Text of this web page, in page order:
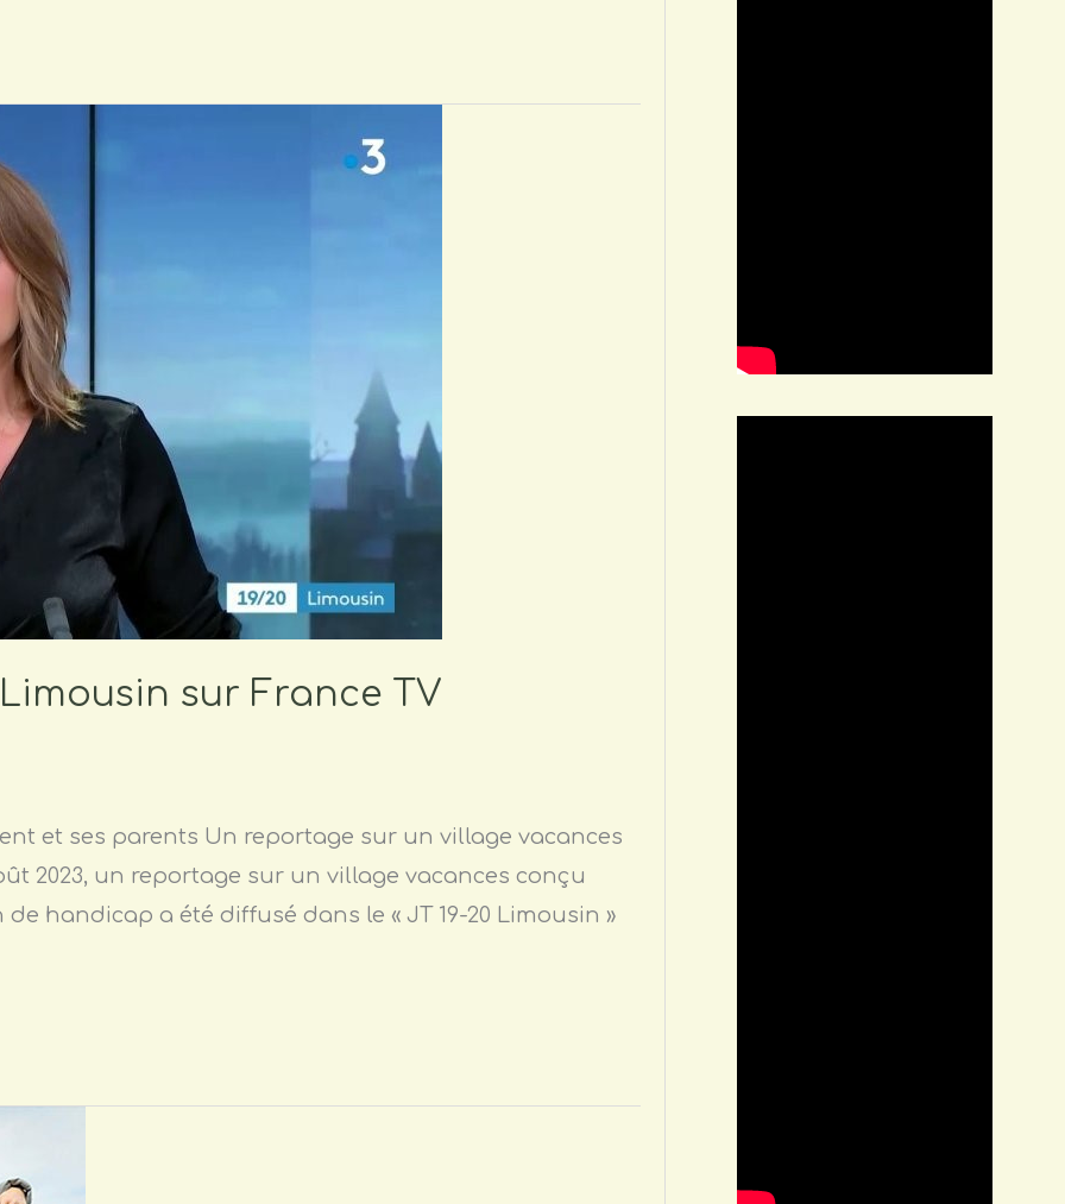
sur France TV
et ses parents Un reportage sur un village vacances
2023, un reportage sur un village vacances conçu
handicap a été diffusé dans le « JT 19-20 Limousin »